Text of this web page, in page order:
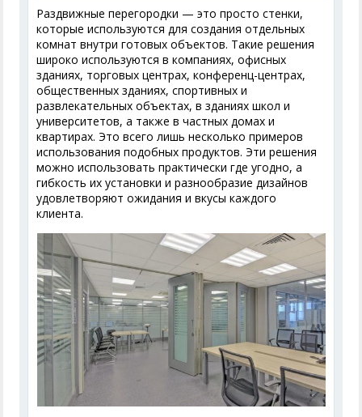
Раздвижные перегородки — это просто стенки,
которые используются для создания отдельных
комнат внутри готовых объектов. Такие решения
широко используются в компаниях, офисных
зданиях, торговых центрах, конференц-центрах,
общественных зданиях, спортивных и
развлекательных объектах, в зданиях школ и
университетов, а также в частных домах и
квартирах. Это всего лишь несколько примеров
использования подобных продуктов. Эти решения
можно использовать практически где угодно, а
гибкость их установки и разнообразие дизайнов
удовлетворяют ожидания и вкусы каждого
клиента.